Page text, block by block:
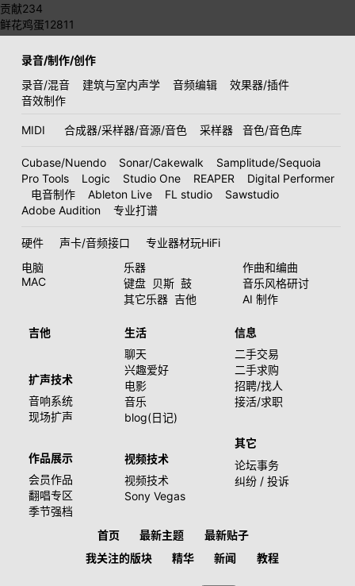
贡献234
鲜花鸡蛋12811
录音/制作/创作
录音/混音
建筑与室内声学 音频编辑
效果器/插件
音效制作
MIDI 合成器/采样器/音源/音色 采样器 音色/音色库
Cubase/Nuendo Sonar/Cakewalk
Samplitude/Sequoia
Pro Tools
Logic Studio One REAPER
Digital Performer
电音制作
Ableton Live FL studio
Sawstudio
Adobe Audition
专业打谱
硬件 声卡/音频接口
专业器材玩HiFi
电脑
MAC
乐器
键盘 贝斯 鼓
其它乐器 吉他
作曲和编曲
音乐风格研讨
AI 制作
吉他
扩声技术
音响系统
现场扩声
作品展示
会员作品
翻唱专区
季节强档
生活
聊天
兴趣爱好
电影
音乐
blog(日记)
视频技术
视频技术
Sony Vegas
信息
二手交易
二手求购
招聘/找人
接活/求职
其它
论坛事务
纠纷 / 投诉
首页 最新主题
最新贴子
我关注的版块
精华 新闻 教程